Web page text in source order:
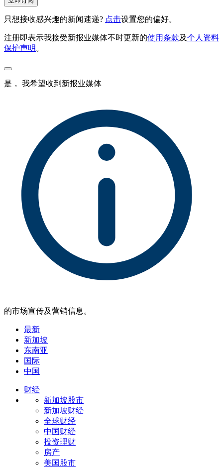
只想接收感兴趣的新闻速递? 点击设置您的偏好。
注册即表示我接受新报业媒体不时更新的使用条款及个人资料
保护声明 。
是， 我希望收到新报业媒体
的市场宣传及营销信息。
最新
新加坡
东南亚
国际
中国
财经
新加坡股市
新加坡财经
全球财经
中国财经
投资理财
房产
美国股市